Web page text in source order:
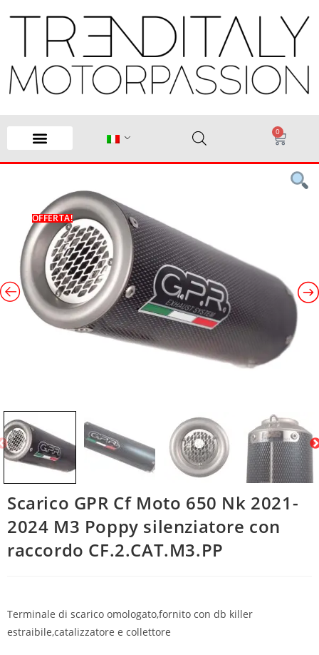
0
OFFERTA!
Scarico GPR Cf Moto 650 Nk 2021-
2024 M3 Poppy silenziatore con
raccordo CF.2.CAT.M3.PP
Terminale di scarico omologato,fornito con db killer
estraibile,catalizzatore e collettore